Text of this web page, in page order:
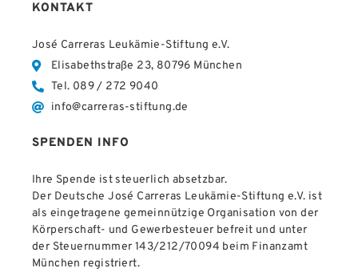
KONTAKT
José Carreras Leukämie-Stiftung e.V.
Elisabethstraße 23, 80796 München
Tel. 089 / 272 9040
info@carreras-stiftung.de
SPENDEN INFO
Ihre Spende ist steuerlich absetzbar.
Der Deutsche José Carreras Leukämie-Stiftung e.V. ist
als eingetragene gemeinnützige Organisation von der
Körperschaft- und Gewerbesteuer befreit und unter
der Steuernummer 143/212/70094 beim Finanzamt
München registriert.